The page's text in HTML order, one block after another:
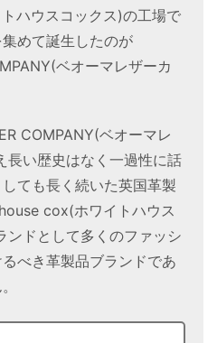
ハウスコックス)の工場で
めて誕生したのが
ベオーマレザーカ
COMPANY(ベオーマレ
長い歴史はなく一過性に話
ても長く続いた英国革製
cox(ホワイトハウス
ンドとして多くのファッシ
べき革製品ブランドであ